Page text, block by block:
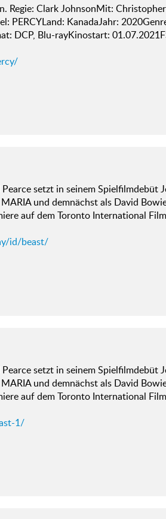
Regie: Clark JohnsonMit:
PERCYLand: KanadaJahr:
DCP, Blu-rayKinostart:
setzt in seinem Spielfilmdebüt
und demnächst als David
auf dem Toronto International
id/beast/
setzt in seinem Spielfilmdebüt
und demnächst als David
auf dem Toronto International
1/